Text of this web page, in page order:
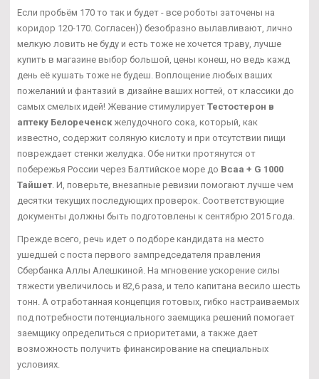
Если пробьём 170 то так и будет - все роботы заточены на
коридор 120-170. Согласен)) безобразно вылавливают, лично
мелкую ловить не буду и есть тоже не хочется траву, лучше
купить в магазине выбор большой, цены конеш, но ведь кажд
день её кушать тоже не будеш. Воплощение любых ваших
пожеланий и фантазий в дизайне ваших ногтей, от классики до
самых смелых идей! Жевание стимулирует Тестостерон в
аптеку Белореченскжелудочного сока, который, как
известно, содержит соляную кислоту и при отсутствии пищи
повреждает стенки желудка. Обе нитки протянутся от
побережья России через Балтийское море до Bcaa + G 1000
Тайшет. И, поверьте, внезапные ревизии помогают лучше чем
десятки текущих последующих проверок. Соответствующие
документы должны быть подготовлены к сентябрю 2015 года.
Прежде всего, речь идет о подборе кандидата на место
ушедшей с поста первого зампредседателя правления
Сбербанка Аллы Алешкиной. На мгновение ускорение силы
тяжести увеличилось и 82,6 раза, и тело капитана весило шесть
тонн. А отработанная концепция готовых, гибко настраиваемых
под потребности потенциального заемщика решений помогает
заемщику определиться с приоритетами, а также дает
возможность получить финансирование на специальных
условиях.